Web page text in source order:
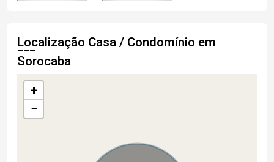
Localização Casa / Condomínio em
Sorocaba
+
−